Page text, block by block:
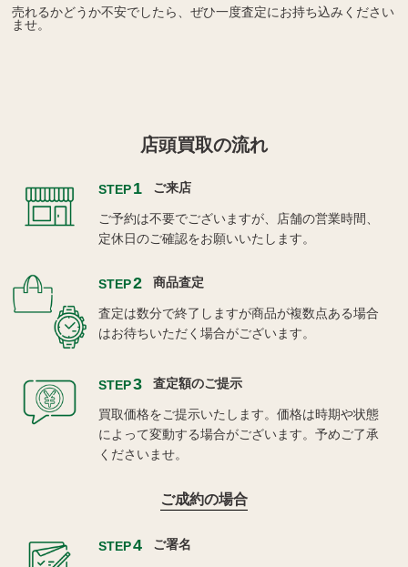
売れるかどうか不安でしたら、ぜひ一度査定にお持ち込みください
ませ。
店頭買取の流れ
STEP1 ご来店
ご予約は不要でございますが、店舗の営業時間、
定休日のご確認をお願いいたします。
STEP2 商品査定
査定は数分で終了しますが商品が複数点ある場合
はお待ちいただく場合がございます。
STEP3 査定額のご提示
買取価格をご提示いたします。価格は時期や状態
によって変動する場合がございます。予めご了承
くださいませ。
ご成約の場合
STEP4 ご署名